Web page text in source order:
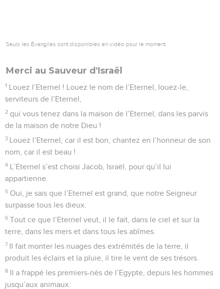
Seuls les Évangiles sont disponibles en vidéo pour le moment.
Merci au Sauveur d'Israël
1 Louez l’Eternel ! Louez le nom de l’Eternel, louez-le,
serviteurs de l’Eternel,
2 qui vous tenez dans la maison de l’Eternel, dans les parvis
de la maison de notre Dieu !
3 Louez l’Eternel, car il est bon, chantez en l’honneur de son
nom, car il est beau !
4 L’Eternel s’est choisi Jacob, Israël, pour qu’il lui
appartienne.
5 Oui, je sais que l’Eternel est grand, que notre Seigneur
surpasse tous les dieux.
6 Tout ce que l’Eternel veut, il le fait, dans le ciel et sur la
terre, dans les mers et dans tous les abîmes.
7 Il fait monter les nuages des extrémités de la terre, il
produit les éclairs et la pluie, il tire le vent de ses trésors.
8 Il a frappé les premiers-nés de l’Egypte, depuis les hommes
jusqu’aux animaux.